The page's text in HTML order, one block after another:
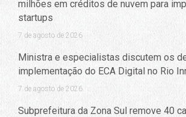
milhões em créditos de nuvem para
startups
7 de agosto de 2026
Ministra e especialistas discutem os
implementação do ECA Digital no Rio
7 de agosto de 2026
Subprefeitura da Zona Sul remove 40